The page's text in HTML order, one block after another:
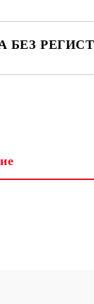
БЕЗ
рамките на работния